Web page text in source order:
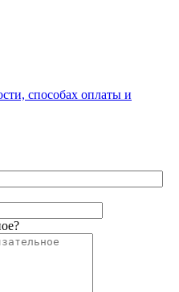
способах оплаты и